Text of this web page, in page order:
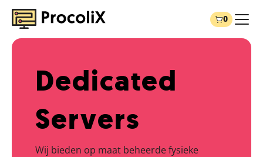
0
Dedicated
Servers
Wij bieden op maat beheerde fysieke